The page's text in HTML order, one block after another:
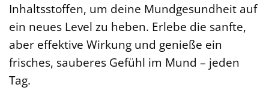
Inhaltsstoffen, um deine Mundgesundheit auf
ein neues Level zu heben. Erlebe die sanfte,
aber effektive Wirkung und genieße ein
frisches, sauberes Gefühl im Mund – jeden
Tag.